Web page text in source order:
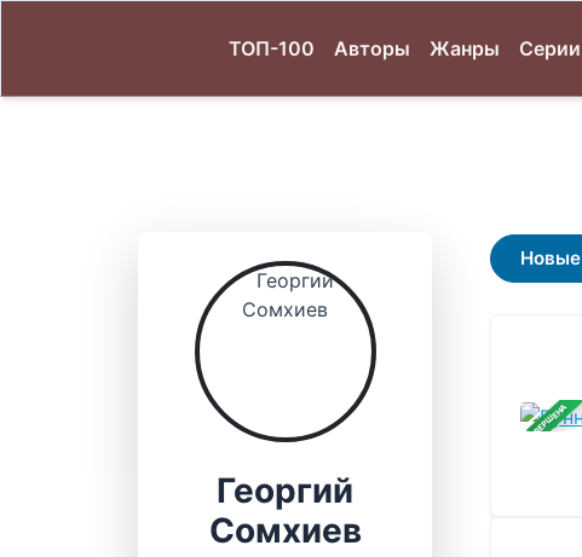
ТОП-100 Авторы Жанры Серии
Георгий
Сомхиев
Новые
ЗАВЕРШЕНА